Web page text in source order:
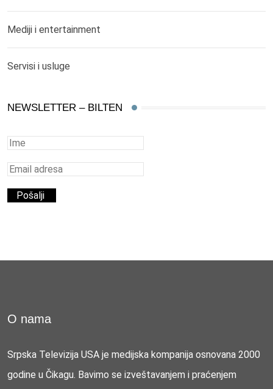
Mediji i entertainment
Servisi i usluge
NEWSLETTER – BILTEN
O nama
Srpska Televizija USA je medijska kompanija osnovana 2000
godine u Čikagu. Bavimo se izveštavanjem i praćenjem